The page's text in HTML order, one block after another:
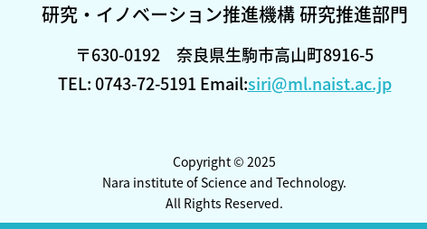
研究・イノベーション推進機構 研究推進部門
〒630-0192 奈良県生駒市高山町8916-5
TEL: 0743-72-5191 Email:siri@ml.naist.ac.jp
Copyright © 2025
Nara institute of Science and Technology.
All Rights Reserved.